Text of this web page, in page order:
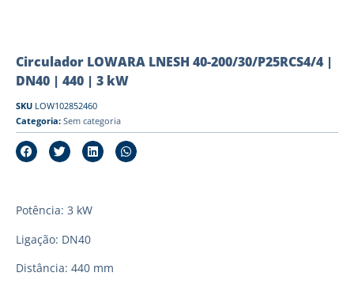
Circulador LOWARA LNESH 40-200/30/P25RCS4/4 |
DN40 | 440 | 3 kW
SKU LOW102852460
Categoria: Sem categoria
Potência: 3 kW
Ligação: DN40
Distância: 440 mm